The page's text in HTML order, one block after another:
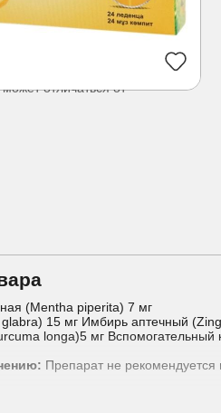
отличаться от
(Mentha piperita) 7 мг
15 мг Имбирь аптечный
longa)5 мг Вспомогательный
Препарат не
и лактации следует